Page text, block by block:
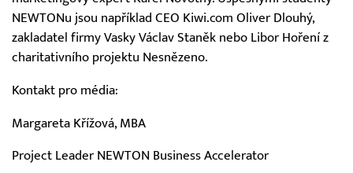
NEWTONu jsou například CEO Kiwi.com Oliver Dlouhý,
zakladatel firmy Vasky Václav Staněk nebo Libor Hoření z
charitativního projektu Nesnězeno.
Kontakt pro média:
Margareta Křížová, MBA
Project Leader NEWTON Business Accelerator